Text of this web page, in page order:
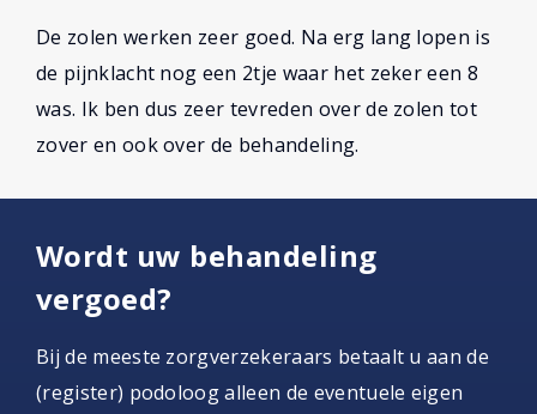
De zolen werken zeer goed. Na erg lang lopen is
de pijnklacht nog een 2tje waar het zeker een 8
was. Ik ben dus zeer tevreden over de zolen tot
zover en ook over de behandeling.
Wordt uw behandeling
vergoed?
Bij de meeste zorgverzekeraars betaalt u aan de
(register) podoloog alleen de eventuele eigen